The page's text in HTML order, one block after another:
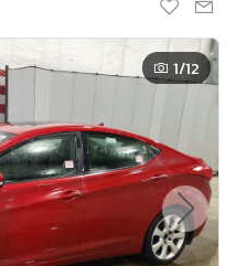
1/12